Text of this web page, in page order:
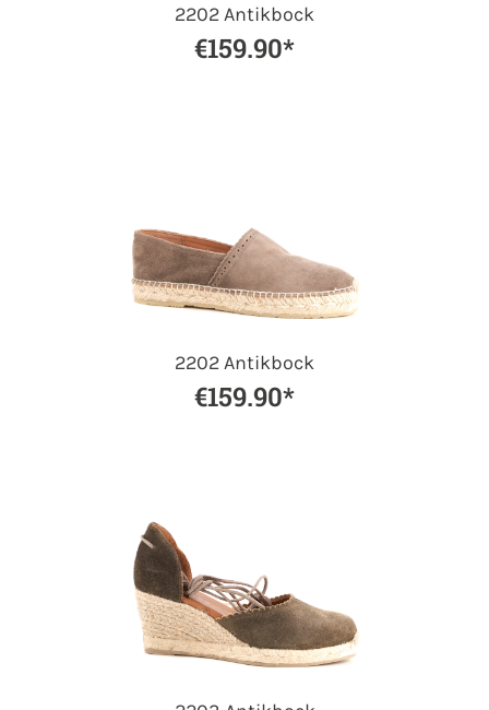
2202 Antikbock
€159.90*
2202 Antikbock
€159.90*